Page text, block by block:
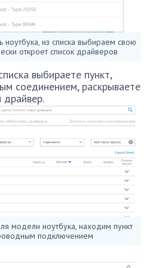
из списка выбираем свою
откроет список драйверов
выбираете пункт,
соединением, раскрываете
драйвер.
модели ноутбука, находим пункт
подключением